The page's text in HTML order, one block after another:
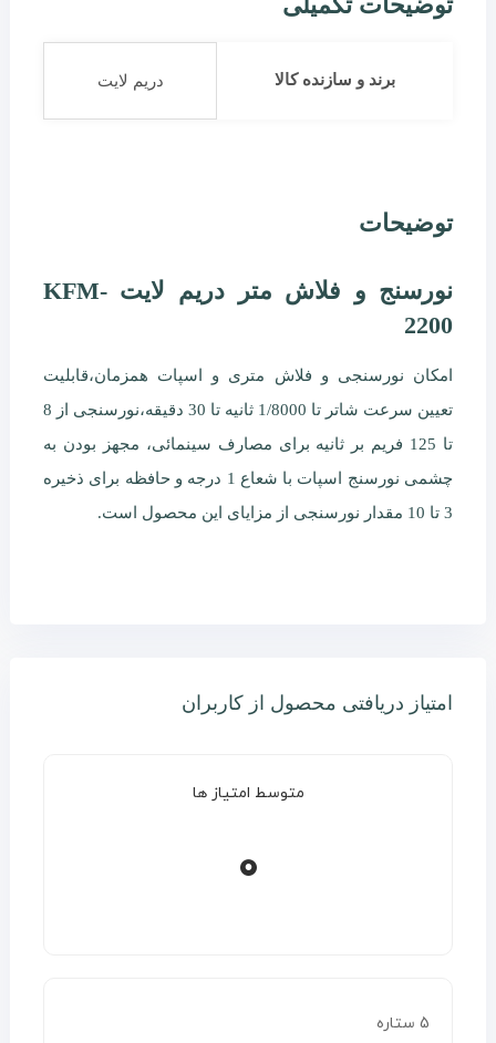
توضیحات
نورسنج و فلاش متر دریم لایت KFM-
2200
امکان نورسنجی و فلاش متری و اسپات همزمان،قابلیت
تعیین سرعت شاتر تا 1/8000 ثانیه تا 30 دقیقه،نورسنجی از 8
تا 125 فریم بر ثانیه برای مصارف سینمائی، مجهز بودن به
چشمی نورسنج اسپات با شعاع 1 درجه و حافظه برای ذخیره
3 تا 10 مقدار نورسنجی از مزایای این محصول است.
برند و سازنده کالا دریم لایت
امتیاز دریافتی محصول از کاربران
متوسط امتیاز ها
0
5 ستاره